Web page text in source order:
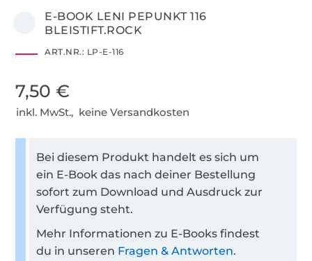
E-BOOK LENI PEPUNKT 116
BLEISTIFT.ROCK
ART.NR.: LP-E-116
7,50 €
inkl. MwSt., keine Versandkosten
Bei diesem Produkt handelt es sich um
ein E-Book das nach deiner Bestellung
sofort zum Download und Ausdruck zur
Verfügung steht.
Mehr Informationen zu E-Books findest
du in unseren Fragen & Antworten.